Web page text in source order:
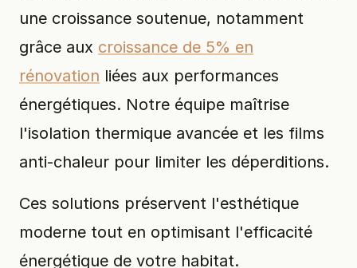
une croissance soutenue, notamment
grâce aux croissance de 5% en
rénovation liées aux performances
énergétiques. Notre équipe maîtrise
l'isolation thermique avancée et les films
anti-chaleur pour limiter les déperditions.
Ces solutions préservent l'esthétique
moderne tout en optimisant l'efficacité
énergétique de votre habitat.